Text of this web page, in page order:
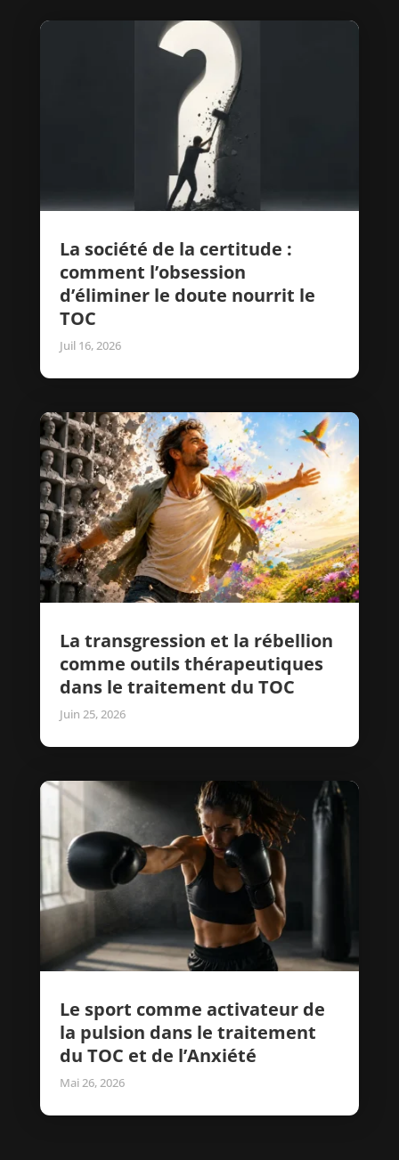
La société de la certitude :
comment l’obsession
d’éliminer le doute nourrit le
TOC
Juil 16, 2026
La transgression et la rébellion
comme outils thérapeutiques
dans le traitement du TOC
Juin 25, 2026
Le sport comme activateur de
la pulsion dans le traitement
du TOC et de l’Anxiété
Mai 26, 2026